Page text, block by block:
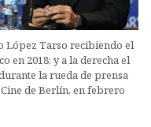
López Tarso recibiendo el
en 2018; y a la derecha el
la rueda de prensa
de Berlín, en febrero